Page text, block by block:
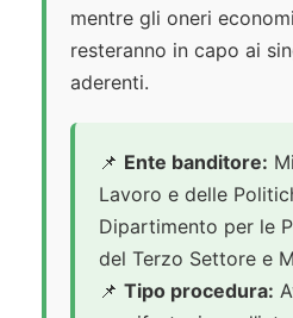
mentre gli oneri
resteranno in capo ai
aderenti.
📌 Ente banditore:
Lavoro e delle
Dipartimento per le
del Terzo Settore e
📌 Tipo procedura: